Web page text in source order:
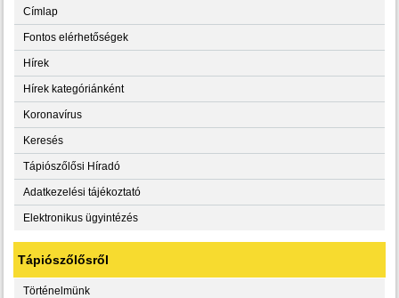
Címlap
Fontos elérhetőségek
Hírek
Hírek kategóriánként
Koronavírus
Keresés
Tápiószőlősi Híradó
Adatkezelési tájékoztató
Elektronikus ügyintézés
Tápiószőlősről
Történelmünk